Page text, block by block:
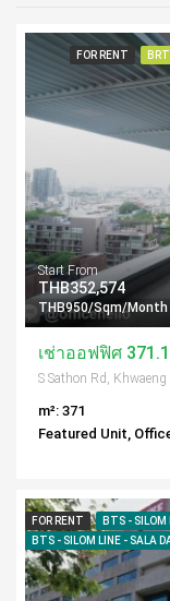
FOR RENT
Start From
THB352,574
THB950/Sqm/Month
m²: 371
Featured Unit,
FOR RENT
BTS - SILOM
BTS - SILOM LINE - SALA